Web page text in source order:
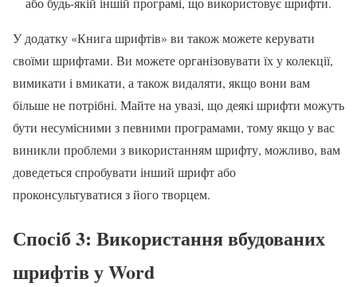
У додатку «Книга шрифтів» ви також можете керувати
своїми шрифтами. Ви можете організовувати їх у колекції,
вимикати і вмикати, а також видаляти, якщо вони вам
більше не потрібні. Майте на увазі, що деякі шрифти можуть
бути несумісними з певними програмами, тому якщо у вас
виникли проблеми з використанням шрифту, можливо, вам
доведеться спробувати інший шрифт або
проконсультуватися з його творцем.
Спосіб 3: Використання вбудованих
шрифтів у Word